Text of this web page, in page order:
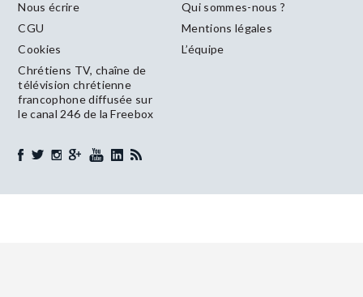
Nous écrire
Qui sommes-nous ?
CGU
Mentions légales
Cookies
L’équipe
Chrétiens TV, chaîne de
télévision chrétienne
francophone diffusée sur
le canal 246 de la Freebox